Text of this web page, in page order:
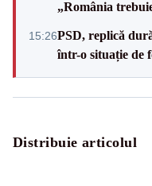
„România
15:26PSD, replică
într-o situație de
Distribuie articolul